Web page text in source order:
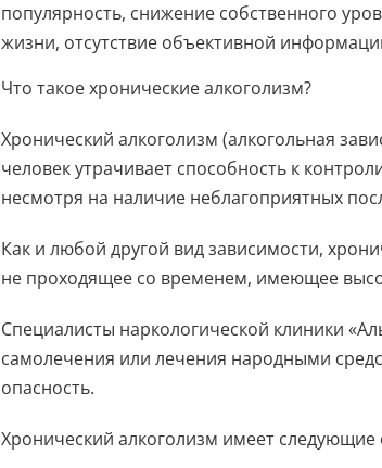
популярность, снижение собственного
жизни, отсутствие объективной
Что такое хронические алкоголизм?
Хронический алкоголизм (алкогольная
человек утрачивает способность к
несмотря на наличие неблагоприятных
Как и любой другой вид зависимости,
не проходящее со временем, имеющее
Специалисты наркологической клиники
самолечения или лечения народными
опасность.
Хронический алкоголизм имеет следующие